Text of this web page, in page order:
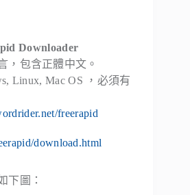
Downloader
，包含正體中文。
Linux, Mac OS ，必須有
freerapid
download.html
下圖：